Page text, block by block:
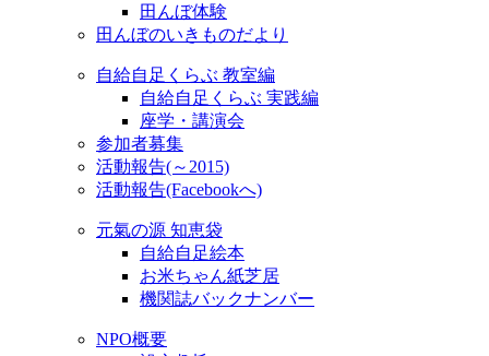
田んぼ体験
田んぼのいきものだより
自給自足くらぶ 教室編
自給自足くらぶ 実践編
座学・講演会
参加者募集
活動報告(～2015)
活動報告(Facebookへ)
元氣の源 知恵袋
自給自足絵本
お米ちゃん紙芝居
機関誌バックナンバー
NPO概要